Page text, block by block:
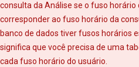
consulta da Análise se o fuso
corresponder ao fuso horário da
banco de dados tiver fusos horários
significa que você precisa de uma
cada fuso horário do usuário.